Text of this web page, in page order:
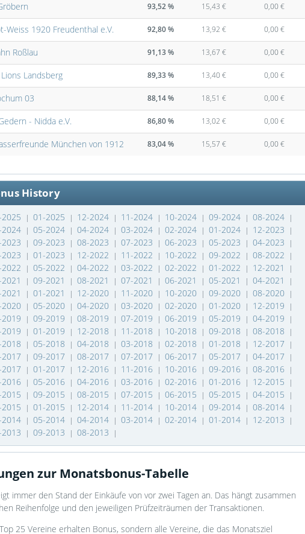
93,52 % 15,43 € 0,00 €
Weiss 1920 Freudenthal e.V. 92,80 % 13,92 € 0,00 €
Roßlau 91,13 % 13,67 € 0,00 €
Landsberg 89,33 % 13,40 € 0,00 €
03 88,14 % 18,51 € 0,00 €
- Nidda e.V. 86,80 % 13,02 € 0,00 €
München von 1912 83,04 % 15,57 € 0,00 €
History
| 01-2025 | 12-2024 | 11-2024 | 10-2024 | 09-2024 | 08-2024 |
| 05-2024 | 04-2024 | 03-2024 | 02-2024 | 01-2024 | 12-2023 |
| 09-2023 | 08-2023 | 07-2023 | 06-2023 | 05-2023 | 04-2023 |
| 01-2023 | 12-2022 | 11-2022 | 10-2022 | 09-2022 | 08-2022 |
| 05-2022 | 04-2022 | 03-2022 | 02-2022 | 01-2022 | 12-2021 |
| 09-2021 | 08-2021 | 07-2021 | 06-2021 | 05-2021 | 04-2021 |
| 01-2021 | 12-2020 | 11-2020 | 10-2020 | 09-2020 | 08-2020 |
| 05-2020 | 04-2020 | 03-2020 | 02-2020 | 01-2020 | 12-2019 |
| 09-2019 | 08-2019 | 07-2019 | 06-2019 | 05-2019 | 04-2019 |
| 01-2019 | 12-2018 | 11-2018 | 10-2018 | 09-2018 | 08-2018 |
| 05-2018 | 04-2018 | 03-2018 | 02-2018 | 01-2018 | 12-2017 |
2017 | 09-2017 | 08-2017 | 07-2017 | 06-2017 | 05-2017 | 04-2017 |
| 01-2017 | 12-2016 | 11-2016 | 10-2016 | 09-2016 | 08-2016 |
| 05-2016 | 04-2016 | 03-2016 | 02-2016 | 01-2016 | 12-2015 |
| 09-2015 | 08-2015 | 07-2015 | 06-2015 | 05-2015 | 04-2015 |
| 01-2015 | 12-2014 | 11-2014 | 10-2014 | 09-2014 | 08-2014 |
| 05-2014 | 04-2014 | 03-2014 | 02-2014 | 01-2014 | 12-2013 |
| 09-2013 | 08-2013 |
zur Monatsbonus-Tabelle
immer den Stand der Einkäufe von vor zwei Tagen an. Das hängt zusammen
Reihenfolge und den jeweiligen Prüfzeiträumen der Transaktionen.
25 Vereine erhalten Bonus, sondern alle Vereine, die das Monatsziel